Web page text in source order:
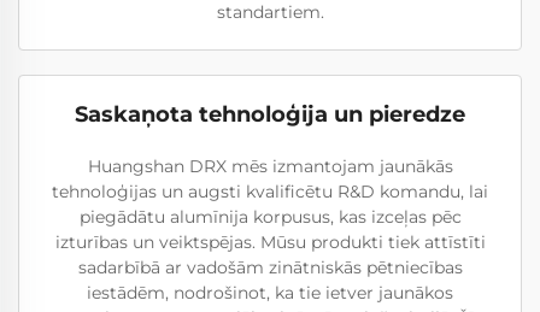
standartiem.
Saskaņota tehnoloģija un pieredze
Huangshan DRX mēs izmantojam jaunākās
tehnoloģijas un augsti kvalificētu R&D komandu, lai
piegādātu alumīnija korpusus, kas izceļas pēc
izturības un veiktspējas. Mūsu produkti tiek attīstīti
sadarbībā ar vadošām zinātniskās pētniecības
iestādēm, nodrošinot, ka tie ietver jaunākos